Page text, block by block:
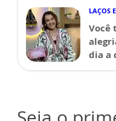
LAÇOS
Você
dia a